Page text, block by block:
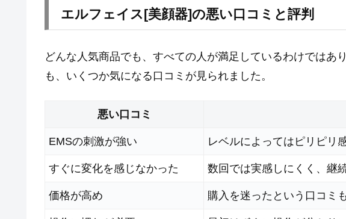
エルフェイス[美顔器]の悪い口コミと評判
どんな人気商品でも、すべての人が満足しているわけではあ
も、いくつか気になる口コミが見られました。
悪い口コミ
EMSの刺激が強い レベルによってはピリピリ
すぐに変化を感じなかった 数回では実感しにくく、継
価格が高め 購入を迷ったという口コミ